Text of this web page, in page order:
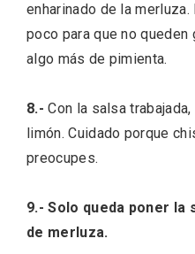
enharinado de la
poco para que no
algo más de pimienta.
8.-Con la salsa
limón. Cuidado porque
preocupes.
9.- Solo queda poner la
de merluza.